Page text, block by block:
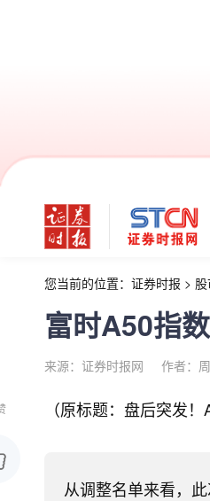
您当前的位置： 证券时报 >
富时A50指
来源：证券时报网 作者：
（原标题：盘后突发
从调整名单来看，